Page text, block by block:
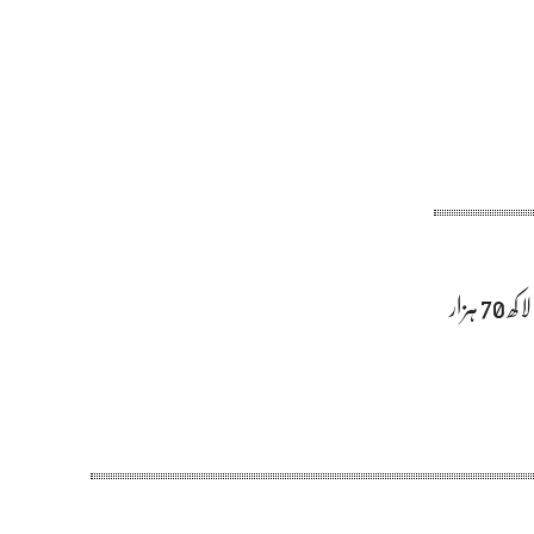
لبنان: اسرائیلی جارحیت کے نتیجے میں 121 بچے جاں بحق، 3 لاکھ 70 ہزار